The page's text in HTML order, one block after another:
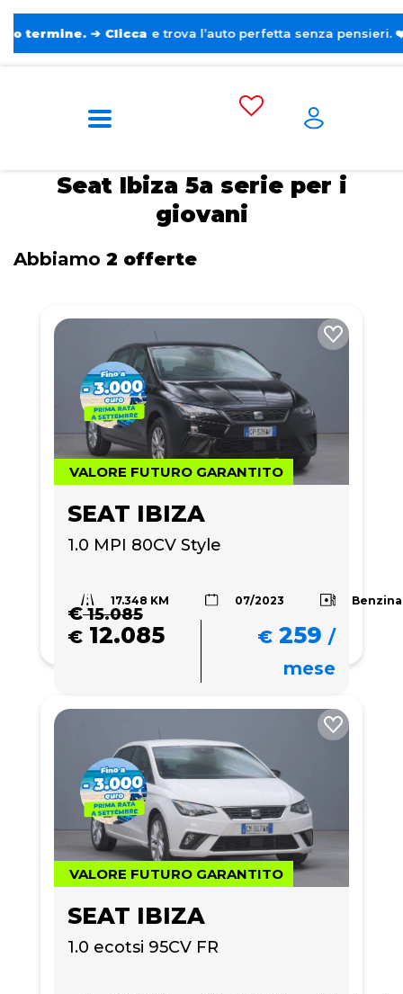
➔ Clicca e trova l’auto perfetta senza pensieri. ❤️
Ibiza 5a serie
Seat Ibiza 5a serie per i
giovani
Abbiamo 2 offerte
VALORE FUTURO GARANTITO
SEAT IBIZA
1.0 MPI 80CV Style
17.348 KM 07/2023 Benzina
€15.085
€ 12.085 € 259 /
mese
VALORE FUTURO GARANTITO
SEAT IBIZA
1.0 ecotsi 95CV FR